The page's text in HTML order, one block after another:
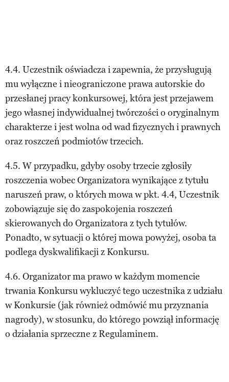
4.4. Uczestnik oświadcza i zapewnia, że przysługują
mu wyłączne i nieograniczone prawa autorskie do
przesłanej pracy konkursowej, która jest przejawem
jego własnej indywidualnej twórczości o oryginalnym
charakterze i jest wolna od wad fizycznych i prawnych
oraz roszczeń podmiotów trzecich.
4.5. W przypadku, gdyby osoby trzecie zgłosiły
roszczenia wobec Organizatora wynikające z tytułu
naruszeń praw, o których mowa w pkt. 4.4, Uczestnik
zobowiązuje się do zaspokojenia roszczeń
skierowanych do Organizatora z tych tytułów.
Ponadto, w sytuacji o której mowa powyżej, osoba ta
podlega dyskwalifikacji z Konkursu.
4.6. Organizator ma prawo w każdym momencie
trwania Konkursu wykluczyć tego uczestnika z udziału
w Konkursie (jak również odmówić mu przyznania
nagrody), w stosunku, do którego powziął informację
o działania sprzeczne z Regulaminem.